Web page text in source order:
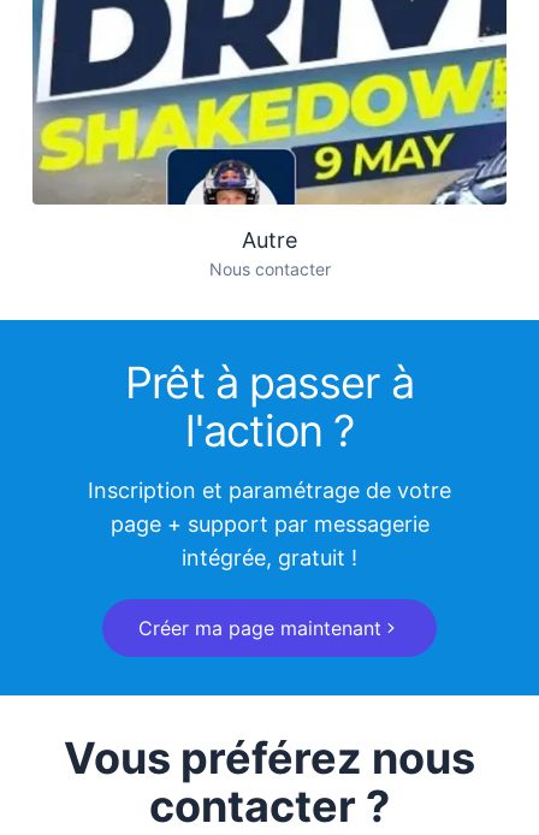
Autre
Nous contacter
Prêt à passer à
l'action ?
Inscription et paramétrage de votre
page + support par messagerie
intégrée, gratuit !
Créer ma page maintenant
Vous préférez nous
contacter ?